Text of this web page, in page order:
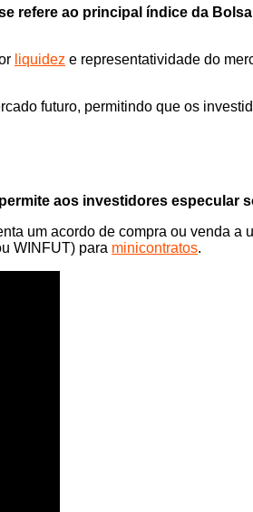
refere ao principal índice da
liquidez e representatividade do
futuro, permitindo que os
aos investidores especular
um acordo de compra ou venda
WINFUT) para minicontratos.